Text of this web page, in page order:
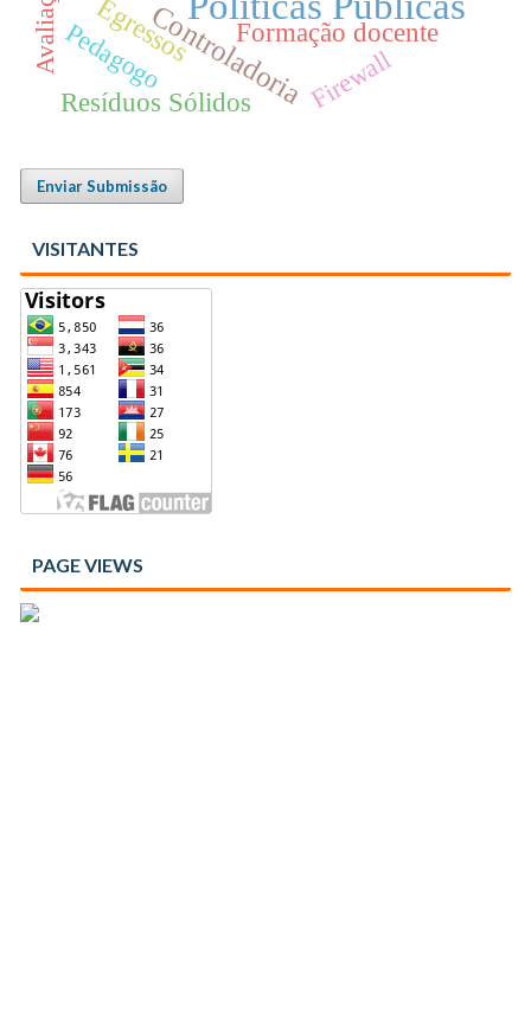
Controladoria
Egressos Formação docente
Resíduos Sólidos
Pedagogo Firewall
Enviar Submissão
VISITANTES
PAGE VIEWS